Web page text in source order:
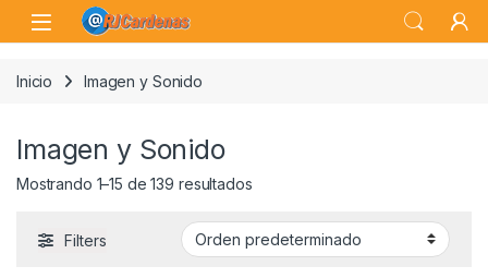
Skip to navigation
Skip to content
Open
Inicio Imagen y Sonido
Imagen y Sonido
Mostrando 1–15 de 139 resultados
Filters